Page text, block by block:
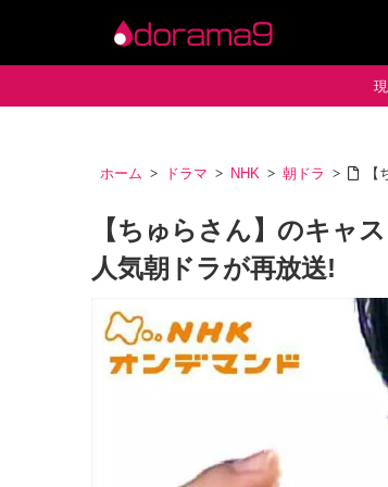
ホーム ドラマ NHK 朝ドラ
【ちゅらさん】のキャ
人気朝ドラが再放送!